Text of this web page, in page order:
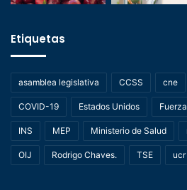
Etiquetas
asamblea legislativa CCSS cne
COVID-19 Estados Unidos
INS MEP Ministerio de Salud
OIJ Rodrigo Chaves. TSE ucr